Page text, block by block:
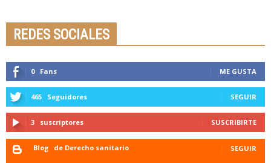
REDES SOCIALES
0 Fans ME GUSTA
465 Seguidores SEGUIR
3 suscriptores SUSCRIBIRTE
Blog de Derecho sanitario SEGUIR